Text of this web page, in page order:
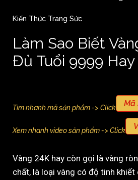
Kiến Thức Trang Sức
Làm Sao Biết
Đủ Tuổi 9999 Hay
Tìm nhanh mã sản phẩm -> Click Mã
Xem nhanh video sản phẩm -> Click
Vàng 24K hay còn gọi là vàng
chất, là loại vàng có độ tinh